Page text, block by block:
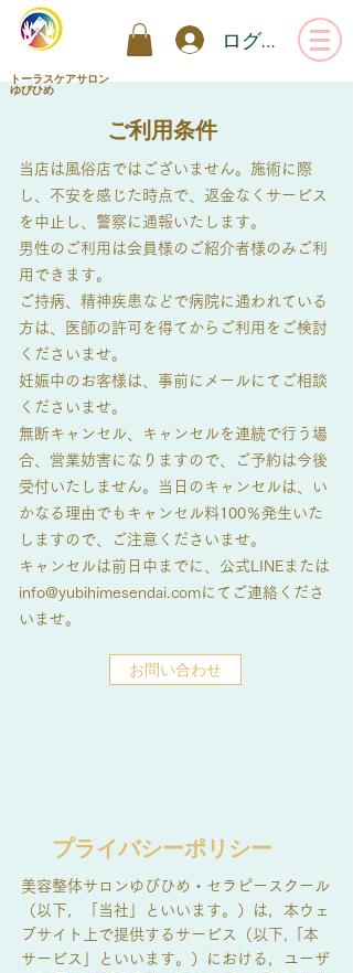
ログイン
トーラスケアサロン
ゆびひめ
ご利用条件
当店は風俗店ではございません。施術に際
し、不安を感じた時点で、返金なくサービス
を中止し、警察に通報いたします。
男性のご利用は会員様のご紹介者様のみご利
用できます。
ご持病、精神疾患などで病院に通われている
方は、医師の許可を得てからご利用をご検討
くださいませ。
妊娠中のお客様は、事前にメールにてご相談
くださいませ。
無断キャンセル、キャンセルを連続で行う場
合、営業妨害になりますので、ご予約は今後
受付いたしません。当日のキャンセルは、い
かなる理由でもキャンセル料100％発生いた
しますので、ご注意くださいませ。
キャンセルは前日中までに、公式LINEまたは
info@yubihimesendai.comにてご連絡くださ
いませ。
お問い合わせ
プライバシーポリシー
美容整体サロンゆびひめ・セラピースクール
（以下，「当社」といいます。）は，本ウェ
ブサイト上で提供するサービス（以下,「本
サービス」といいます。）における，ユーザ